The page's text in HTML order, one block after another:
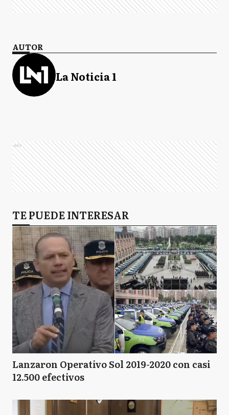
AUTOR
La Noticia 1
Ads
TE PUEDE INTERESAR
Lanzaron Operativo Sol 2019-2020 con casi
12.500 efectivos